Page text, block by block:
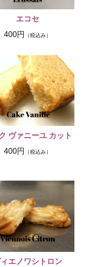
エコセ
400円
（税込み）
ヴァニーユ カット
400円
（税込み）
エノワシトロン